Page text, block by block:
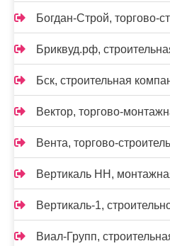
Богдан-Строй, торгово-
Бриквуд.рф,
Бск, строительная
Вектор, торгово-
Вента, торгово-
Вертикаль НН,
Вертикаль-1,
Виал-Групп,